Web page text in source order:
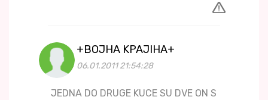
+BOJHA KPAJIHA+
06.01.2011 21:54:28
JEDNA DO DRUGE KUCE SU DVE ON S